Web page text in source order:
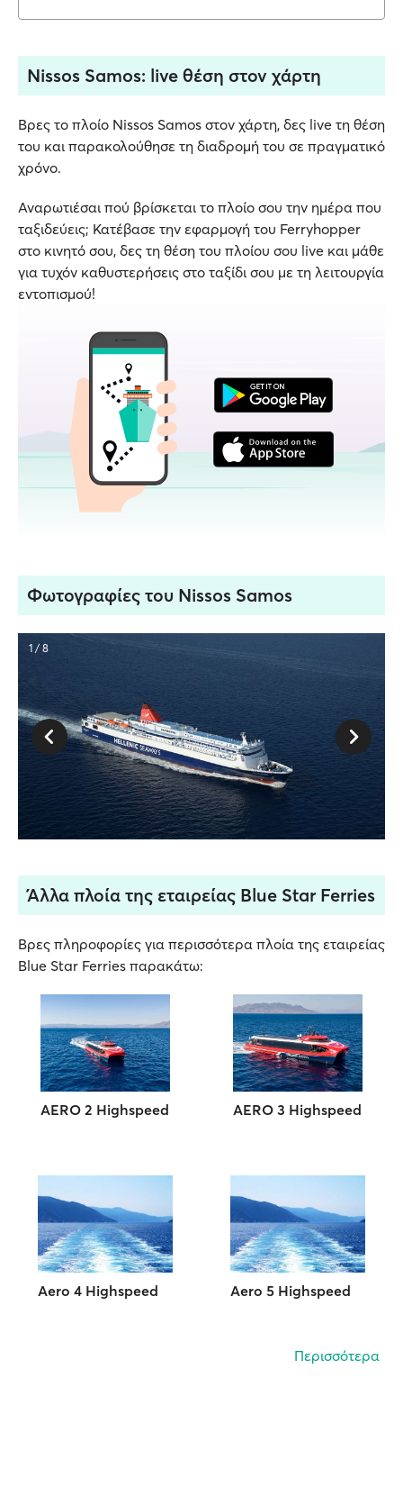
Nissos Samos: live θέση στον χάρτη
Βρες το πλοίο Nissos Samos στον χάρτη, δες live τη θέση
του και παρακολούθησε τη διαδρομή του σε πραγματικό
χρόνο.
Αναρωτιέσαι πού βρίσκεται το πλοίο σου την ημέρα που
ταξιδεύεις; Κατέβασε την εφαρμογή του Ferryhopper
στο κινητό σου, δες τη θέση του πλοίου σου live και μάθε
για τυχόν καθυστερήσεις στο ταξίδι σου με τη λειτουργία
εντοπισμού!
Φωτογραφίες του Nissos Samos
1 / 8
Άλλα πλοία της εταιρείας Blue Star Ferries
Βρες πληροφορίες για περισσότερα πλοία της εταιρείας
Blue Star Ferries παρακάτω:
AERO 2 Highspeed AERO 3 Highspeed
Aero 4 Highspeed Aero 5 Highspeed
Περισσότερα